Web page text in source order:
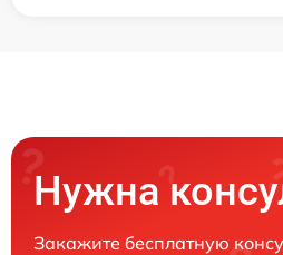
Нужна
Закажите бесплатную